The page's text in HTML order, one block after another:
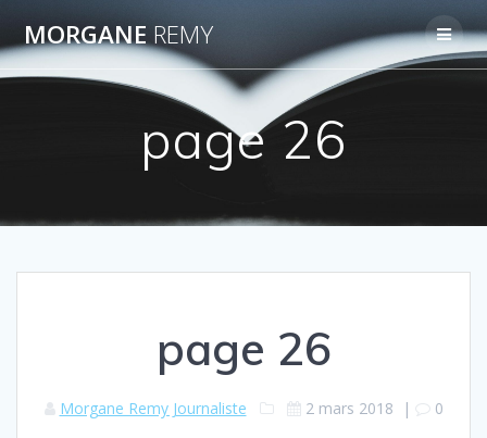
contenu
MORGANE REMY
page 26
page 26
Morgane Remy Journaliste 2 mars 2018 | 0